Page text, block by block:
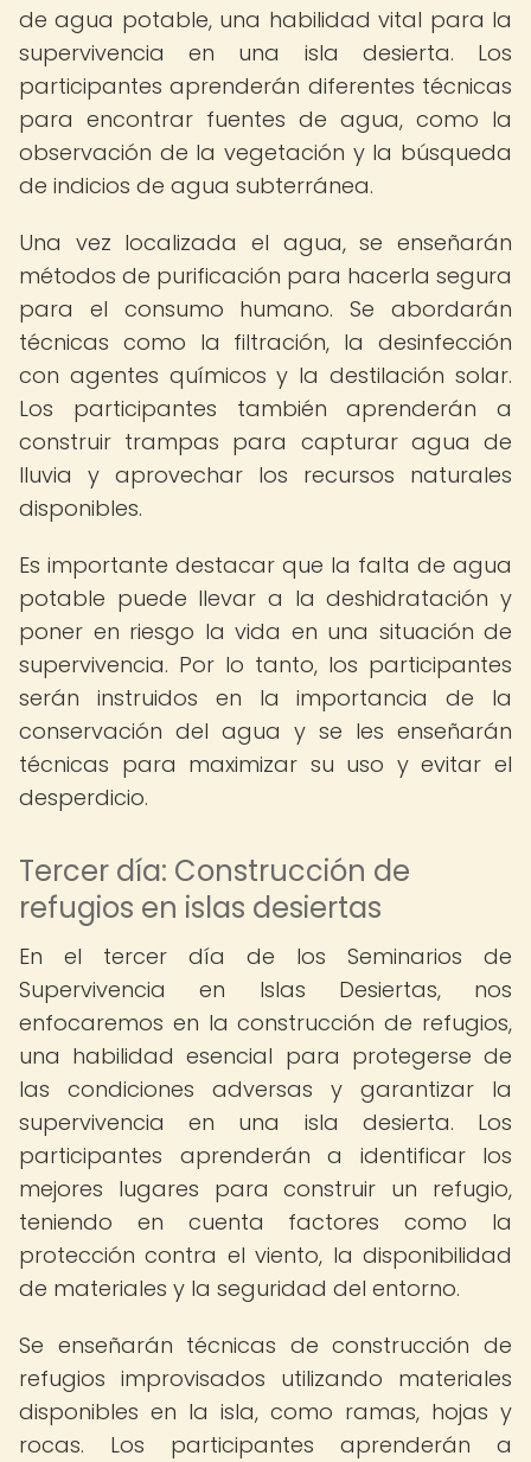
de agua potable, una habilidad vital para la
supervivencia en una isla desierta. Los
participantes aprenderán diferentes técnicas
para encontrar fuentes de agua, como la
observación de la vegetación y la búsqueda
de indicios de agua subterránea.
Una vez localizada el agua, se enseñarán
métodos de purificación para hacerla segura
para el consumo humano. Se abordarán
técnicas como la filtración, la desinfección
con agentes químicos y la destilación solar.
Los participantes también aprenderán a
construir trampas para capturar agua de
lluvia y aprovechar los recursos naturales
disponibles.
Es importante destacar que la falta de agua
potable puede llevar a la deshidratación y
poner en riesgo la vida en una situación de
supervivencia. Por lo tanto, los participantes
serán instruidos en la importancia de la
conservación del agua y se les enseñarán
técnicas para maximizar su uso y evitar el
desperdicio.
Tercer día: Construcción de
refugios en islas desiertas
En el tercer día de los Seminarios de
Supervivencia en Islas Desiertas, nos
enfocaremos en la construcción de refugios,
una habilidad esencial para protegerse de
las condiciones adversas y garantizar la
supervivencia en una isla desierta. Los
participantes aprenderán a identificar los
mejores lugares para construir un refugio,
teniendo en cuenta factores como la
protección contra el viento, la disponibilidad
de materiales y la seguridad del entorno.
Se enseñarán técnicas de construcción de
refugios improvisados utilizando materiales
disponibles en la isla, como ramas, hojas y
rocas. Los participantes aprenderán a